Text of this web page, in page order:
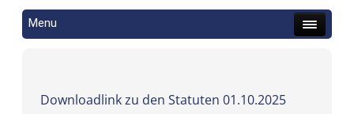
Menu
Downloadlink zu den Statuten 01.10.2025